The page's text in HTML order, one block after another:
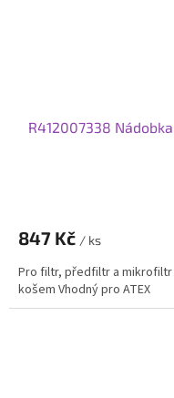
R412007338
847 Kč / ks
Pro filtr, předfiltr a mikrofiltr
košem Vhodný pro ATEX